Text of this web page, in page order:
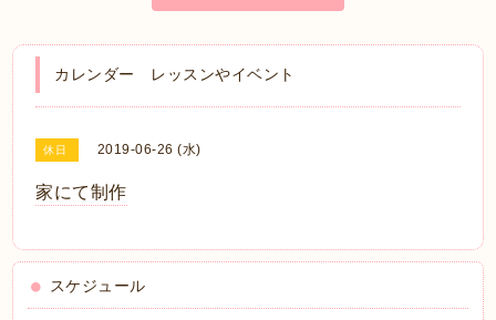
カレンダー レッスンやイベント
休日 2019-06-26 (水)
家にて制作
スケジュール